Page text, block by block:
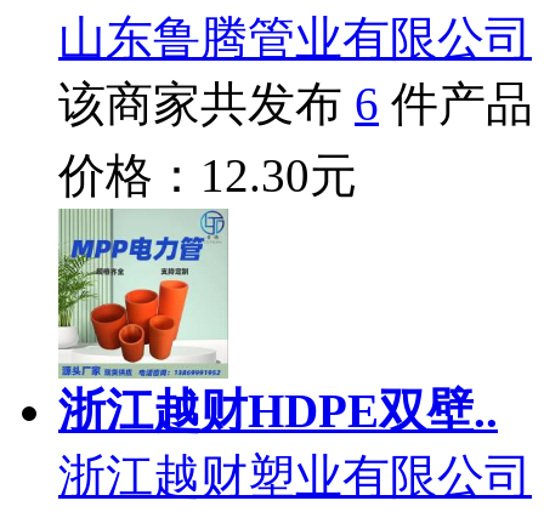
山东鲁腾管业有限公司
该商家共发布 6 件产品
价格：12.30元
浙江越财HDPE双壁..
浙江越财塑业有限公司